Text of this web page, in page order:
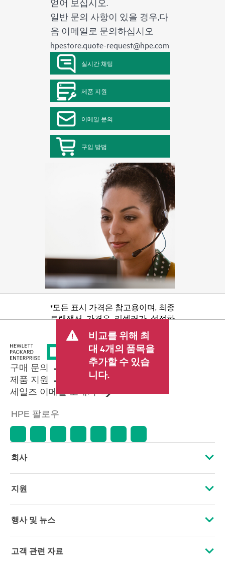
얻어 보십시오.
일반 문의 사항이 있을 경우,다
음 이메일로 문의하십시오
hpestore.quote-request@hpe.com
실시간 채팅
제품 지원
이메일 문의
구입 방법
*모든 표시 가격은 참고용이며, 최종
트랜잭션 가격은 리셀러가 설정하
며 판매세/VAT 및 배송 등 기타 수수
료가 포함될 수 있습니다. 리셀러가
설정한 트랜잭션 가격은 다른 리셀
러가 설정한 가격 및 표시 가격과 다
를 수 있습니다. 표시 가격에는 기간
한정 프로모션 혜택이 포함될 수 있
습니다. HPE는 시장 상황 변화, 제품
수명 종료, 광고 오류 등을 포함하되
이에 국한되지 않는 사유로 언제든
지 가격을 조정할 권리를 보유합니
비교를 위해 최
대 4개의 품목을
추가할 수 있습
니다.
구매 문의
제품 지원
세일즈 이메일 보내기
HPE 팔로우
회사
HPE 소개
기업의 책임
지원
운영 지원 서비스
행사 및 뉴스
행사
고객 관련 자료